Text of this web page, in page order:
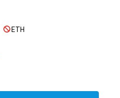
ETH